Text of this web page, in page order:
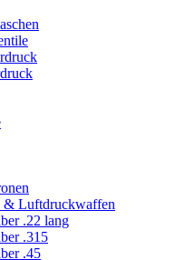
Luftdruckwaffen
.22 lang
.315
.45